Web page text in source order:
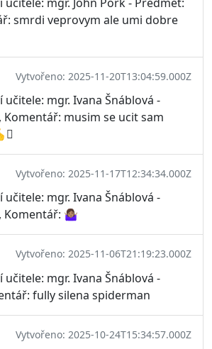
smrdi veprovym ale umi dobre
Vytvořeno: 2025-11-20T13:04:59.000Z
mgr. Ivana Šnáblová -
Komentář: musim se ucit sam
Vytvořeno: 2025-11-17T12:34:34.000Z
mgr. Ivana Šnáblová -
🤷🏽‍♀️
Vytvořeno: 2025-11-06T21:19:23.000Z
mgr. Ivana Šnáblová -
fully silena spiderman
Vytvořeno: 2025-10-24T15:34:57.000Z